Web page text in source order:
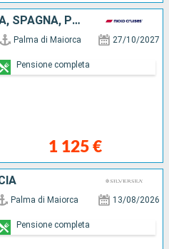
MAIORCA, IBIZA, NORVEGIA, SPAGNA, PORTOGALLO
Palma di Maiorca 27/10/2027
1 125 €
Pensione completa
Palma di Maiorca 13/08/2026
Pensione completa